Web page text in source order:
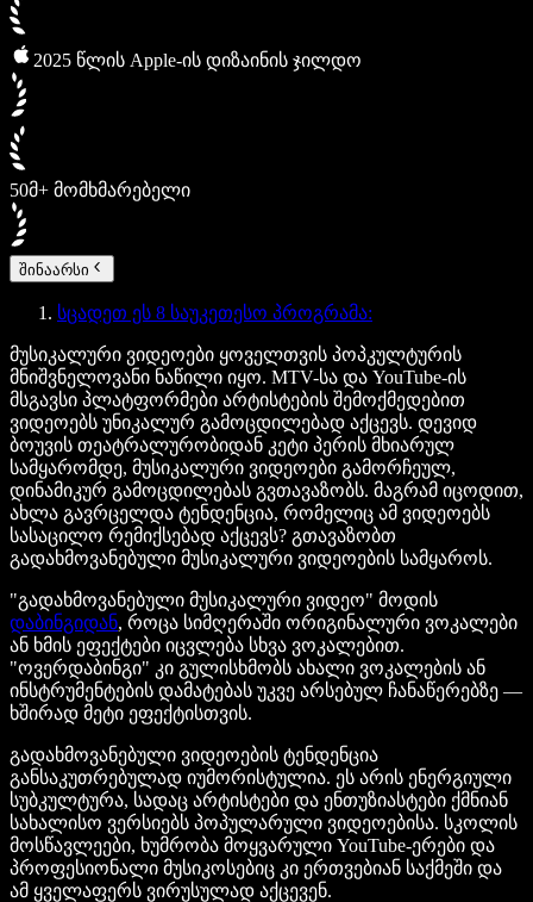
2025 წლის Apple-ის დიზაინის ჯილდო
50მ+ მომხმარებელი
შინაარსი
სცადეთ ეს 8 საუკეთესო პროგრამა:
მუსიკალური ვიდეოები ყოველთვის პოპკულტურის
მნიშვნელოვანი ნაწილი იყო. MTV-სა და YouTube-ის
მსგავსი პლატფორმები არტისტების შემოქმედებით
ვიდეოებს უნიკალურ გამოცდილებად აქცევს. დევიდ
ბოუვის თეატრალურობიდან კეტი პერის მხიარულ
სამყარომდე, მუსიკალური ვიდეოები გამორჩეულ,
დინამიკურ გამოცდილებას გვთავაზობს. მაგრამ იცოდით,
ახლა გავრცელდა ტენდენცია, რომელიც ამ ვიდეოებს
სასაცილო რემიქსებად აქცევს? გთავაზობთ
გადახმოვანებული მუსიკალური ვიდეოების სამყაროს.
"გადახმოვანებული მუსიკალური ვიდეო" მოდის
დაბინგიდან, როცა სიმღერაში ორიგინალური ვოკალები
ან ხმის ეფექტები იცვლება სხვა ვოკალებით.
"ოვერდაბინგი" კი გულისხმობს ახალი ვოკალების ან
ინსტრუმენტების დამატებას უკვე არსებულ ჩანაწერებზე —
ხშირად მეტი ეფექტისთვის.
გადახმოვანებული ვიდეოების ტენდენცია
განსაკუთრებულად იუმორისტულია. ეს არის ენერგიული
სუბკულტურა, სადაც არტისტები და ენთუზიასტები ქმნიან
სახალისო ვერსიებს პოპულარული ვიდეოებისა. სკოლის
მოსწავლეები, ხუმრობა მოყვარული YouTube-ერები და
პროფესიონალი მუსიკოსებიც კი ერთვებიან საქმეში და
ამ ყველაფერს ვირუსულად აქცევენ.